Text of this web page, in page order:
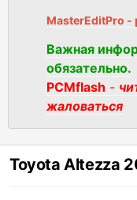
MasterEditPro -
Важная
обязательно.
PCMflash -
жаловаться
Toyota Altezza